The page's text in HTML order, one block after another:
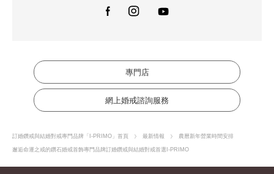
專門店
網上婚戒諮詢服務
訂婚鑽戒與結婚對戒專門品牌「I-PRIMO」首頁 最新情報 農曆新年營業時間安排
邂逅命運之戒的鑽石婚戒首飾專門品牌訂婚鑽戒與結婚對戒首選I-PRIMO